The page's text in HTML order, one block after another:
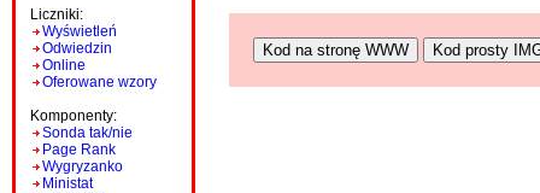
Liczniki:
Wyświetleń
Odwiedzin
Online
Oferowane wzory
Komponenty:
Sonda tak/nie
Page Rank
Wygryzanko
Ministat
Kod na stronę WWW Kod prosty